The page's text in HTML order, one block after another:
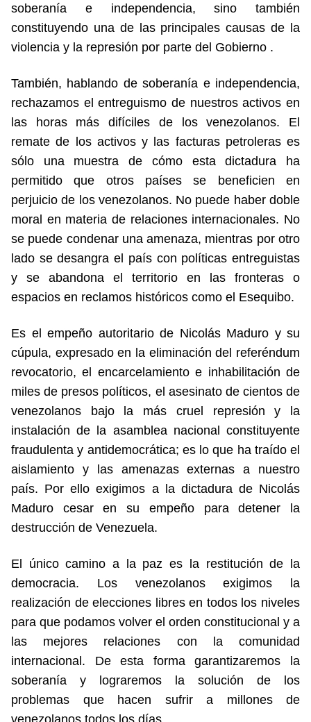
soberanía e independencia, sino también
constituyendo una de las principales causas de la
violencia y la represión por parte del Gobierno .
También, hablando de soberanía e independencia,
rechazamos el entreguismo de nuestros activos en
las horas más difíciles de los venezolanos. El
remate de los activos y las facturas petroleras es
sólo una muestra de cómo esta dictadura ha
permitido que otros países se beneficien en
perjuicio de los venezolanos. No puede haber doble
moral en materia de relaciones internacionales. No
se puede condenar una amenaza, mientras por otro
lado se desangra el país con políticas entreguistas
y se abandona el territorio en las fronteras o
espacios en reclamos históricos como el Esequibo.
Es el empeño autoritario de Nicolás Maduro y su
cúpula, expresado en la eliminación del referéndum
revocatorio, el encarcelamiento e inhabilitación de
miles de presos políticos, el asesinato de cientos de
venezolanos bajo la más cruel represión y la
instalación de la asamblea nacional constituyente
fraudulenta y antidemocrática; es lo que ha traído el
aislamiento y las amenazas externas a nuestro
país. Por ello exigimos a la dictadura de Nicolás
Maduro cesar en su empeño para detener la
destrucción de Venezuela.
El único camino a la paz es la restitución de la
democracia. Los venezolanos exigimos la
realización de elecciones libres en todos los niveles
para que podamos volver el orden constitucional y a
las mejores relaciones con la comunidad
internacional. De esta forma garantizaremos la
soberanía y lograremos la solución de los
problemas que hacen sufrir a millones de
venezolanos todos los días.